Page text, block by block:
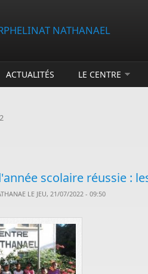
NATHANAEL
ACTUALITÉS LE CENTRE
scolaire réussie :
LE JEU, 21/07/2022 - 09:50